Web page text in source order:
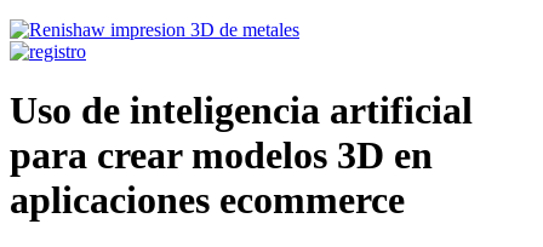
Uso de inteligencia artificial
para crear modelos 3D en
aplicaciones ecommerce